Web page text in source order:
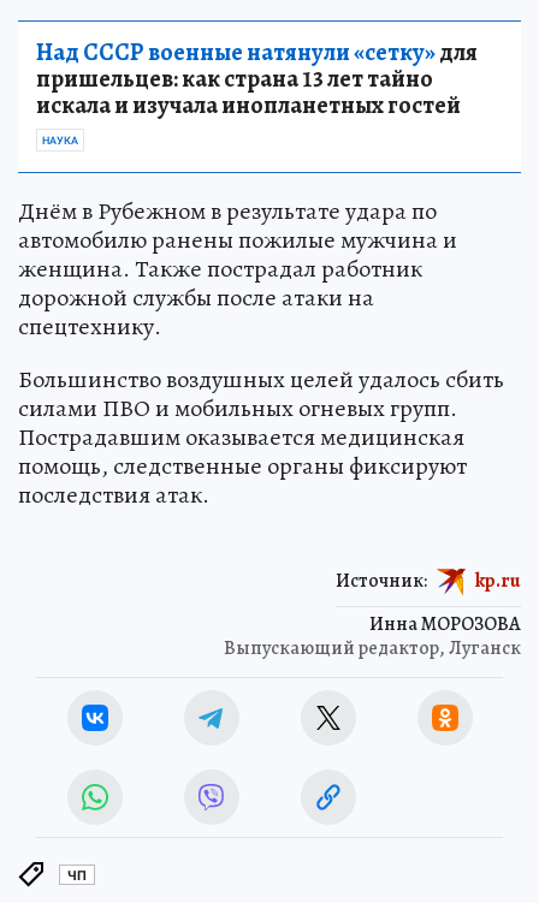
Над СССР военные натянули «сетку»для
пришельцев: как страна 13 лет тайно
искала и изучала инопланетных гостей
НАУКА
Днём в Рубежном в результате удара по
автомобилю ранены пожилые мужчина и
женщина. Также пострадал работник
дорожной службы после атаки на
спецтехнику.
Большинство воздушных целей удалось сбить
силами ПВО и мобильных огневых групп.
Пострадавшим оказывается медицинская
помощь, следственные органы фиксируют
последствия атак.
Инна МОРОЗОВА
Выпускающий редактор, Луганск
Источник: kp.ru
ЧП